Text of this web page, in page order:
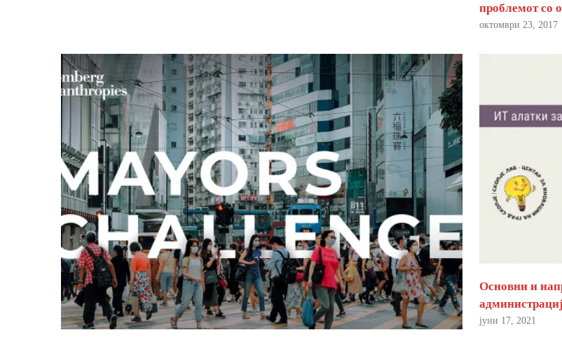
проблемот со
октомври 23, 2017
Основни и
јуни 17, 2021